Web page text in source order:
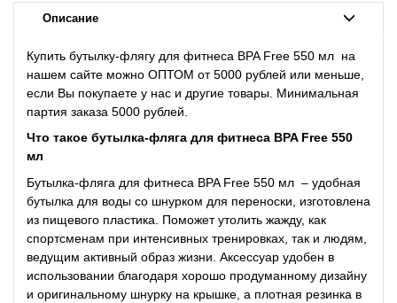
Описание
Купить бутылку-флягу для фитнеса BPA Free 550 мл на
нашем сайте можно ОПТОМ от 5000 рублей или меньше,
если Вы покупаете у нас и другие товары. Минимальная
партия заказа 5000 рублей.
Что такое бутылка-фляга для фитнеса BPA Free 550
мл
Бутылка-фляга для фитнеса BPA Free 550 мл – удобная
бутылка для воды со шнурком для переноски, изготовлена
из пищевого пластика. Поможет утолить жажду, как
спортсменам при интенсивных тренировках, так и людям,
ведущим активный образ жизни. Аксессуар удобен в
использовании благодаря хорошо продуманному дизайну
и оригинальному шнурку на крышке, а плотная резинка в